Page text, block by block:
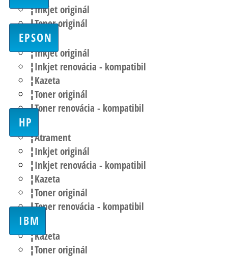
Inkjet originál
Toner originál
EPSON
Inkjet originál
Inkjet renovácia - kompatibil
Kazeta
Toner originál
Toner renovácia - kompatibil
HP
Atrament
Inkjet originál
Inkjet renovácia - kompatibil
Kazeta
Toner originál
Toner renovácia - kompatibil
IBM
Kazeta
Toner originál